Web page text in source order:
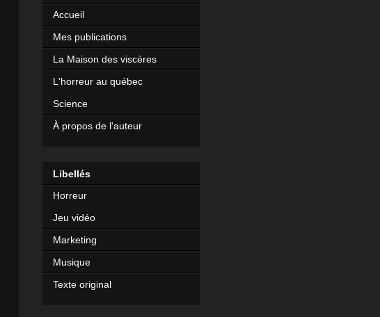
Accueil
Mes publications
La Maison des viscères
L'horreur au québec
Science
À propos de l'auteur
Libellés
Horreur
Jeu vidéo
Marketing
Musique
Texte original